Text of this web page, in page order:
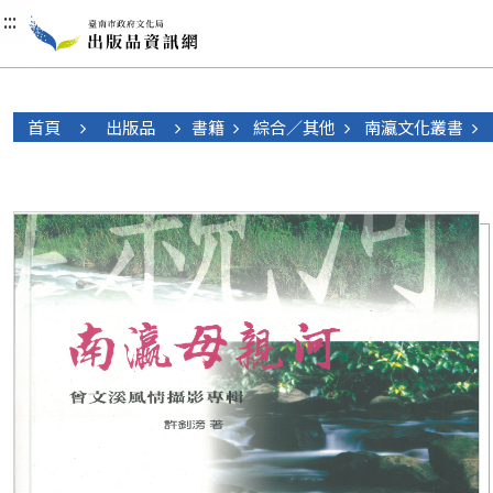
:::
:::
:::
首頁 出版品 書籍 綜合／其他 南瀛文化叢書